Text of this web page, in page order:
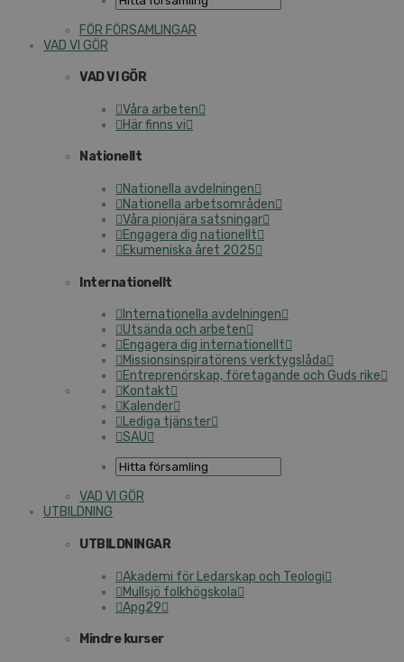
FÖR FÖRSAMLINGAR
VAD VI GÖR
VAD VI GÖR
Våra arbeten
Här finns vi
Nationellt
Nationella avdelningen
Nationella arbetsområden
Våra pionjära satsningar
Engagera dig nationellt
Ekumeniska året 2025
Internationellt
Internationella avdelningen
Utsända och arbeten
Engagera dig internationellt
Missionsinspiratörens verktygslåda
Entreprenörskap, företagande och Guds rike
Kontakt
Kalender
Lediga tjänster
SAU
VAD VI GÖR
UTBILDNING
UTBILDNINGAR
Akademi för Ledarskap och Teologi
Mullsjö folkhögskola
Apg29
Mindre kurser